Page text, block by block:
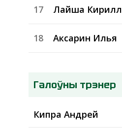
Лайша Кирилл
17
Аксарин Илья
18
Галоўны трэнер
Кипра Андрей